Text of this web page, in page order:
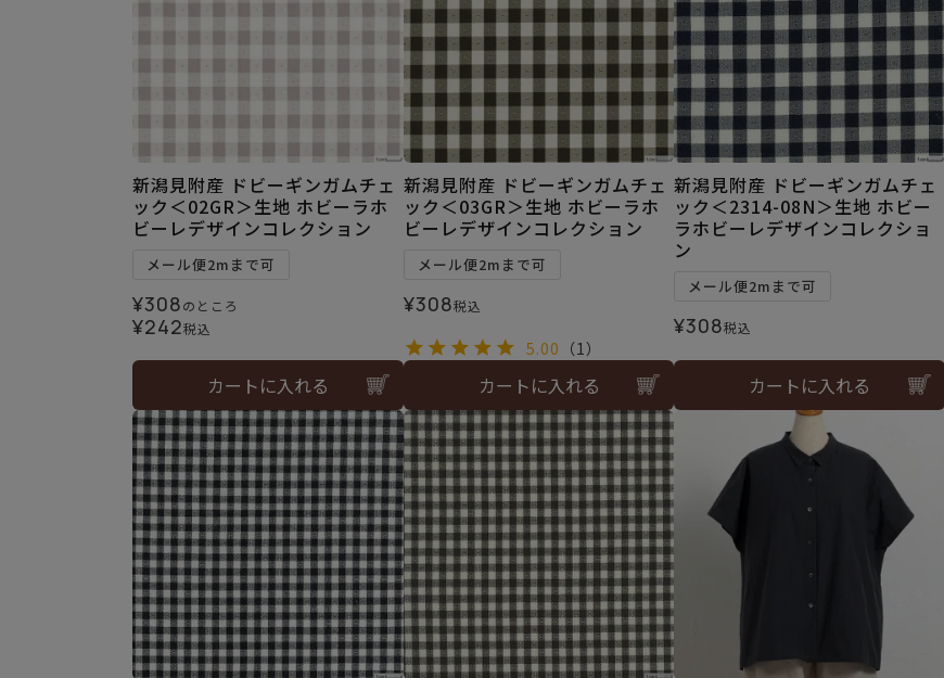
新潟見附産 ドビーギンガムチェ
ック＜02GR＞生地 ホビーラホ
ビーレデザインコレクション
メール便2mまで可
¥308のところ
¥242税込
カートに入れる
新潟見附産 ドビーギンガムチェ
ック＜03GR＞生地 ホビーラホ
ビーレデザインコレクション
メール便2mまで可
¥308税込
5.00 （1）
カートに入れる
新潟見附産 ドビーギンガムチェ
ック＜2314-08N＞生地 ホビー
ラホビーレデザインコレクショ
ン
メール便2mまで可
¥308税込
カートに入れる